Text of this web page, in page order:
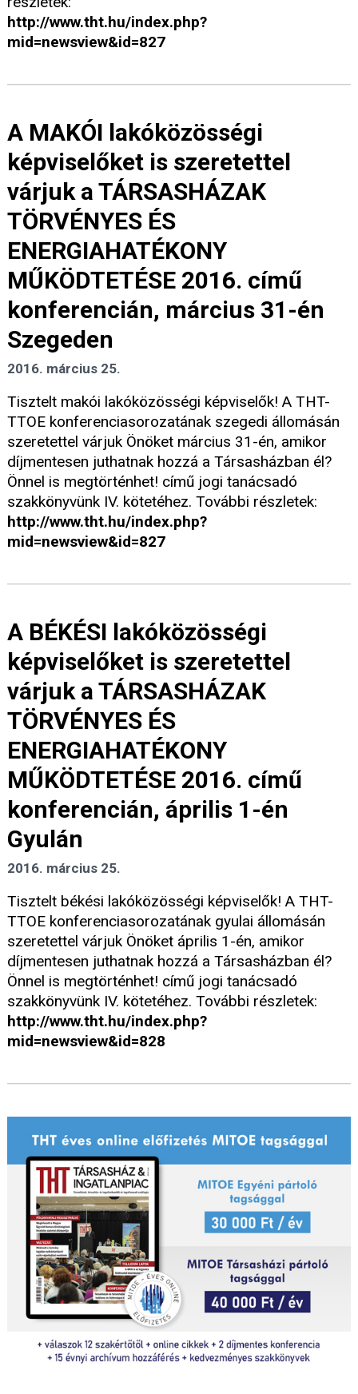
http://www.tht.hu/index.php?
mid=newsview&id=827
A MAKÓI lakóközösségi
képviselőket is szeretettel
várjuk a TÁRSASHÁZAK
TÖRVÉNYES ÉS
ENERGIAHATÉKONY
MŰKÖDTETÉSE 2016. című
konferencián, március 31-én
Szegeden
2016. március 25.
Tisztelt makói lakóközösségi képviselők! A THT-
TTOE konferenciasorozatának szegedi állomásán
szeretettel várjuk Önöket március 31-én, amikor
díjmentesen juthatnak hozzá a Társasházban él?
Önnel is megtörténhet! című jogi tanácsadó
szakkönyvünk IV. kötetéhez. További részletek:
http://www.tht.hu/index.php?
mid=newsview&id=827
A BÉKÉSI lakóközösségi
képviselőket is szeretettel
várjuk a TÁRSASHÁZAK
TÖRVÉNYES ÉS
ENERGIAHATÉKONY
MŰKÖDTETÉSE 2016. című
konferencián, április 1-én
Gyulán
2016. március 25.
Tisztelt békési lakóközösségi képviselők! A THT-
TTOE konferenciasorozatának gyulai állomásán
szeretettel várjuk Önöket április 1-én, amikor
díjmentesen juthatnak hozzá a Társasházban él?
Önnel is megtörténhet! című jogi tanácsadó
szakkönyvünk IV. kötetéhez. További részletek:
http://www.tht.hu/index.php?
mid=newsview&id=828